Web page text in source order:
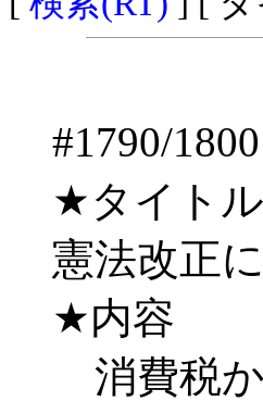
#1790/
★タイト
憲法改正
★内容
消費税か